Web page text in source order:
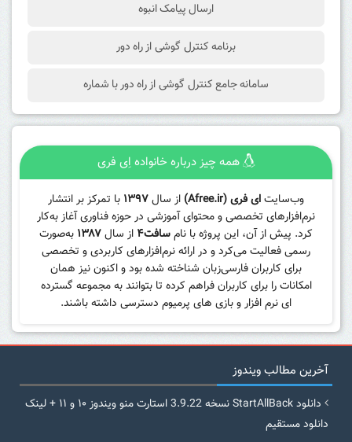
ارسال پیامک انبوه
برنامه کنترل گوشی از راه دور
سامانه جامع کنترل گوشی از راه دور با شماره
همه چیز درباره خانواده اِی فری
وب‌سایتای فری (Afree.ir) از سال۱۳۹۷ با تمرکز بر انتشار
نرم‌افزارهای تخصصی و محتوای آموزشی در حوزه فناوری آغاز به‌کار
کرد. پیش از آن، این پروژه با نامسافت۴ از سال۱۳۸۷ به‌صورت
رسمی فعالیت می‌کرد و در ارائه نرم‌افزارهای کاربردی و تخصصی
برای کاربران فارسی‌زبان شناخته شده بود و اکنون نیز همان
امکانات را برای کاربران فراهم کرده تا بتوانند به مجموعه گسترده
ای نرم افزار و بازی های پرمیوم دسترسی داشته باشند.
آخرین مطالب ویندوز
دانلود StartAllBack نسخه 3.9.22 استارت منو ویندوز ۱۰ و ۱۱ + لینک
دانلود مستقیم